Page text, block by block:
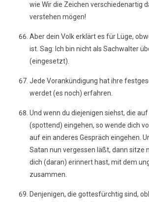
wie Wir die Zeichen verschiedenartig
verstehen mögen!
Aber dein Volk erklärt es für Lüge,
ist. Sag: Ich bin nicht als Sachwalter
(eingesetzt).
Jede Vorankündigung hat ihre
werdet (es noch) erfahren.
Und wenn du diejenigen siehst, die
(spottend) eingehen, so wende dich
auf ein anderes Gespräch eingehen.
Satan nun vergessen läßt, dann sitze
dich (daran) erinnert hast, mit dem
zusammen.
Denjenigen, die gottesfürchtig sind,